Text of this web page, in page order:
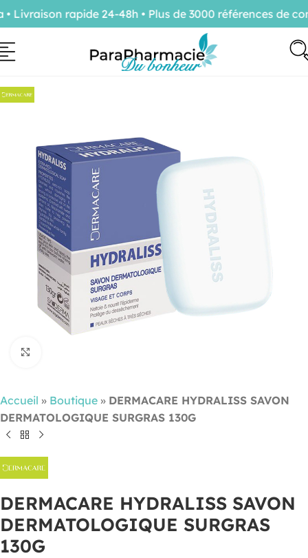
Accueil » Boutique » DERMACARE HYDRALISS SAVON
DERMATOLOGIQUE SURGRAS 130G
DERMACARE HYDRALISS SAVON
DERMATOLOGIQUE SURGRAS
130G
rapide 24-48h • Plus de 3000 références de